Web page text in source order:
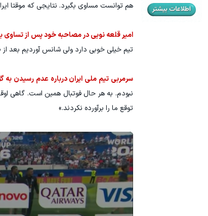
هم توانست مساوی بگیرد. نتایجی که موقتا
امیر قلعه نویی در مصاحبه خود پس از
تیم خیلی خوبی دارد ولی شانس آوردیم بعد از 10 نفره شدن بازی را نباختیم.»
سرمربی تیم ملی ایران درباره عدم رسیدن به گل با وجود 10 نفره شدن حریف و تعویض هایی که وارد
نبودم. به هر حال فوتبال همین است. گاهی
توقع ما را برآورده نکردند.»